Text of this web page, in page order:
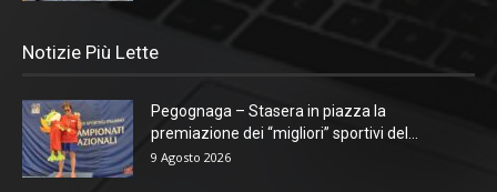
Notizie Più Lette
Pegognaga – Stasera in piazza la
premiazione dei “migliori” sportivi del...
9 Agosto 2026